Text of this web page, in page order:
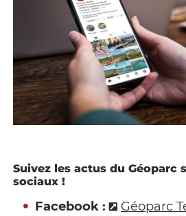
Suivez les actus du Géoparc
sociaux !
Facebook :
Géoparc